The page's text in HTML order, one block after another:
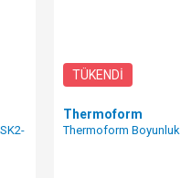
TÜKENDİ
Thermoform
Thermoform Boyunluk